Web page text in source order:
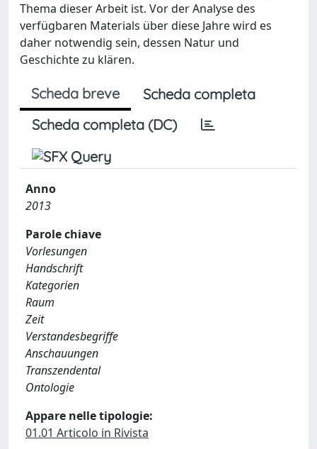
Thema dieser Arbeit ist. Vor der Analyse des
verfügbaren Materials über diese Jahre wird es
daher notwendig sein, dessen Natur und
Geschichte zu klären.
Scheda breve
Scheda completa
Scheda completa (DC)
Anno
2013
Parole chiave
Vorlesungen
Handschrift
Kategorien
Raum
Zeit
Verstandesbegriffe
Anschauungen
Transzendental
Ontologie
Appare nelle tipologie:
01.01 Articolo in Rivista